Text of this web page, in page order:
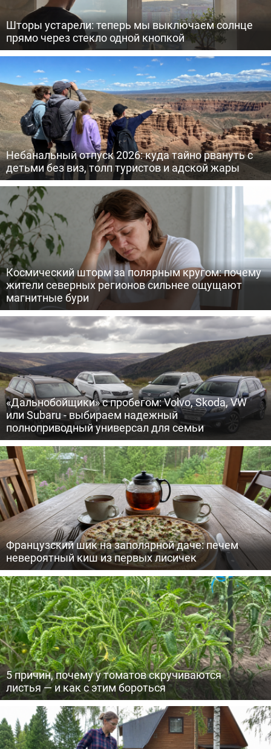
Шторы устарели: теперь мы выключаем солнце
прямо через стекло одной кнопкой
Небанальный отпуск 2026: куда тайно рвануть с
детьми без виз, толп туристов и адской жары
Космический шторм за полярным кругом: почему
жители северных регионов сильнее ощущают
магнитные бури
«Дальнобойщики» с пробегом: Volvo, Skoda, VW
или Subaru - выбираем надежный
полноприводный универсал для семьи
Французский шик на заполярной даче: печем
невероятный киш из первых лисичек
5 причин, почему у томатов скручиваются
листья — и как с этим бороться